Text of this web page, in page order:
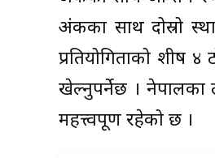
अंकका साथ दोस्रो
प्रतियोगिताको
खेल्नुपर्नेछ । नेपालका
महत्त्वपूर्ण रहेको छ ।